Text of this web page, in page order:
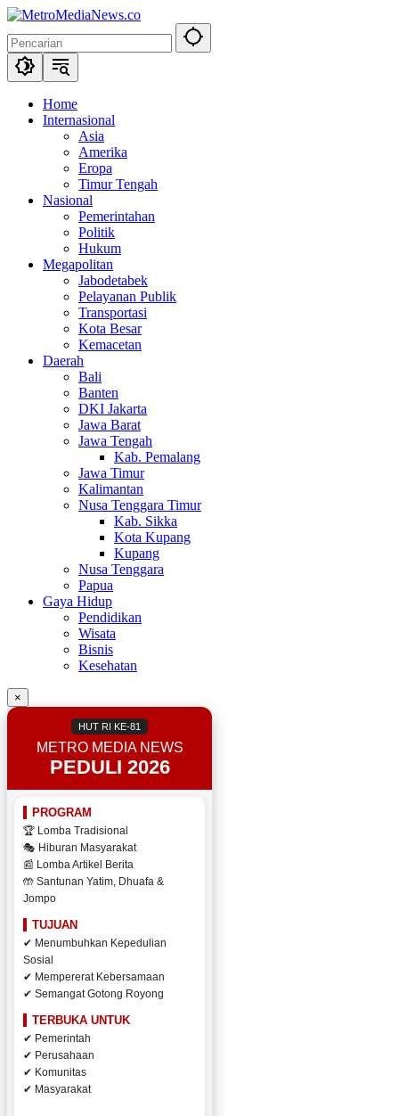
Langsung
konten
Home
Internasional
Asia
Amerika
Eropa
Timur Tengah
Nasional
Pemerintahan
Politik
Hukum
Megapolitan
Jabodetabek
Pelayanan Publik
Transportasi
Kota Besar
Kemacetan
Daerah
Bali
Banten
DKI Jakarta
Jawa Barat
Jawa Tengah
Kab. Pemalang
Jawa Timur
Kalimantan
Nusa Tenggara Timur
Kab. Sikka
Kota Kupang
Kupang
Nusa Tenggara
Papua
Gaya Hidup
Pendidikan
Wisata
Bisnis
Kesehatan
×
HUT RI KE-81
METRO MEDIA NEWS
PEDULI 2026
PROGRAM
🏆 Lomba Tradisional
🎭 Hiburan Masyarakat
📰 Lomba Artikel Berita
🤲 Santunan Yatim, Dhuafa &
Jompo
TUJUAN
✔ Menumbuhkan Kepedulian
Sosial
✔ Mempererat Kebersamaan
✔ Semangat Gotong Royong
TERBUKA UNTUK
✔ Pemerintah
✔ Perusahaan
✔ Komunitas
✔ Masyarakat